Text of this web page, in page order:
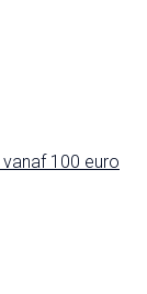
100 euro